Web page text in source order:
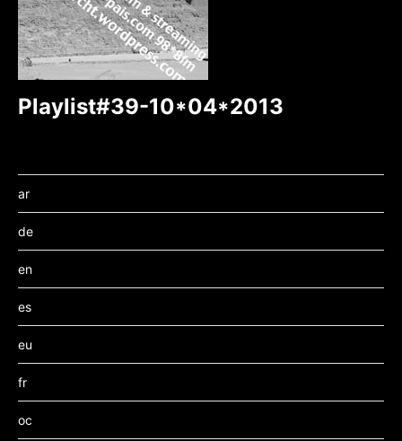
Playlist#39-10*04*2013
ar
de
en
es
eu
fr
oc